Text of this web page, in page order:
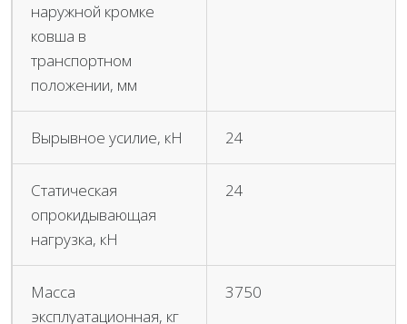
наружной кромке
ковша в
транспортном
положении, мм
Вырывное усилие, кН 24
Статическая
опрокидывающая
нагрузка, кН
24
Масса
эксплуатационная, кг
3750